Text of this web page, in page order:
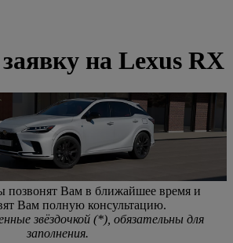
на Lexus RX
позвонят Вам в ближайшее время и
Вам полную консультацию.
звёздочкой (*), обязательны для
заполнения.